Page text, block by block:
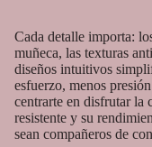
Cada detalle importa:
muñeca, las texturas
diseños intuitivos
esfuerzo, menos
centrarte en disfrutar la
resistente y su
sean compañeros de